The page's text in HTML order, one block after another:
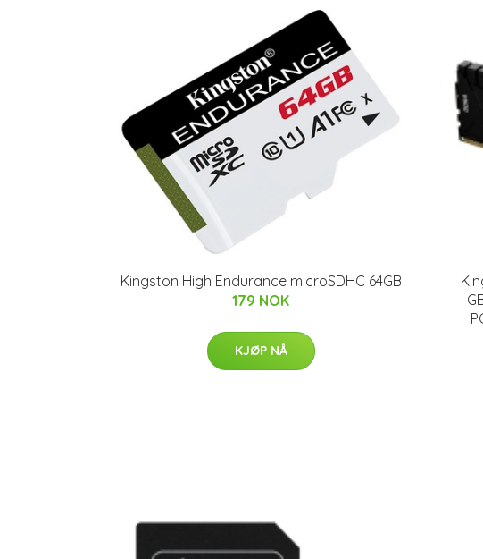
Kingston High Endurance microSDHC 64GB
179 NOK
KJØP NÅ